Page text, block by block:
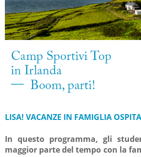
LISA! VACANZE IN FAMIGLIA
In questo programma, gli
maggior parte del tempo con la